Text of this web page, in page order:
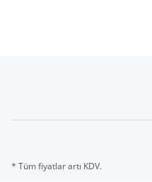
* Tüm fiyatlar artı KDV.